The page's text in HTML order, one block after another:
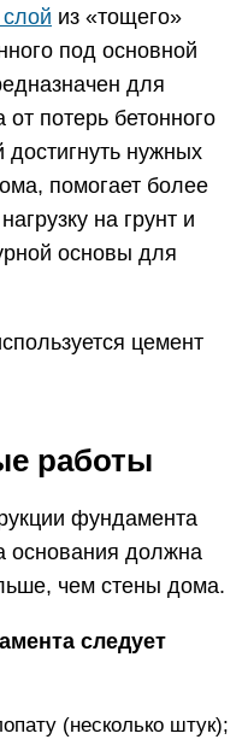
из «тощего»
под основной
для
потерь бетонного
достигнуть нужных
помогает более
на грунт и
основы для
цемент
работы
фундамента
основания должна
чем стены дома.
следует
(несколько штук);